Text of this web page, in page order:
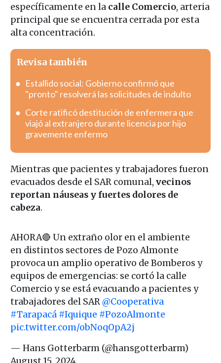
específicamente en lacalle Comercio, arteria
principal que se encuentra cerrada por esta
alta concentración.
Revisa también
Estallido social: Gobierno confirmó que
"pronto" resolverá las solicitudes de indulto
Corte ratificó destitución de enfermera que
viajó al extranjero durante licencia por hijo
gravemente enfermo
Mientras que pacientes y trabajadores fueron
evacuados desde el SAR comunal, vecinos
reportan náuseas y fuertes dolores de
cabeza.
AHORA🔴 Un extraño olor en el ambiente
en distintos sectores de Pozo Almonte
provoca un amplio operativo de Bomberos y
equipos de emergencias: se cortó la calle
Comercio y se está evacuando a pacientes y
trabajadores del SAR@Cooperativa
#Tarapacá #Iquique #PozoAlmonte
pic.twitter.com/obNoqOpA2j
— Hans Gotterbarm (@hansgotterbarm)